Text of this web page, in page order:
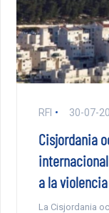
RFI 30-07-
Cisjordania
a la
La Cisjordania